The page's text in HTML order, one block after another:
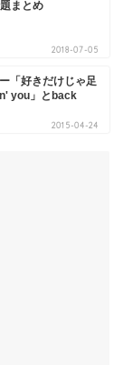
まとめ
2018-07-05
「好きだけじゃ足
you」とback
2015-04-24